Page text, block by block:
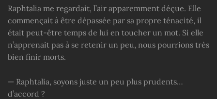
Raphtalia me regardait, l’air apparemment déçue. Elle
commençait à être dépassée par sa propre ténacité, il
était peut-être temps de lui en toucher un mot. Si elle
n’apprenait pas à se retenir un peu, nous pourrions très
bien finir morts.
— Raphtalia, soyons juste un peu plus prudents…
d’accord ?